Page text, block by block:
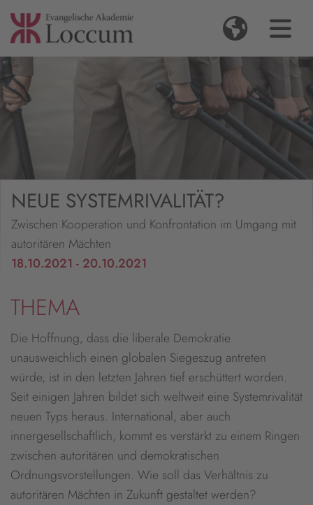
NEUE SYSTEMRIVALITÄT?
Zwischen Kooperation und Konfrontation im Umgang mit
autoritären Mächten
18.10.2021 - 20.10.2021
THEMA
Die Hoffnung, dass die liberale Demokratie
unausweichlich einen globalen Siegeszug antreten
würde, ist in den letzten Jahren tief erschüttert worden.
Seit einigen Jahren bildet sich weltweit eine Systemrivalität
neuen Typs heraus. International, aber auch
innergesellschaftlich, kommt es verstärkt zu einem Ringen
zwischen autoritären und demokratischen
Ordnungsvorstellungen. Wie soll das Verhältnis zu
autoritären Mächten in Zukunft gestaltet werden?